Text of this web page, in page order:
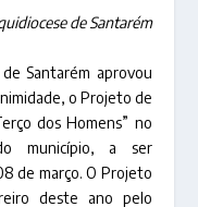
de Santarém
Santarém aprovou
o Projeto de
dos Homens” no
município, a ser
de março. O Projeto
deste ano pelo